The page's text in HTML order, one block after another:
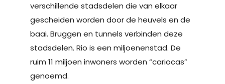
verschillende stadsdelen die van elkaar
gescheiden worden door de heuvels en de
baai. Bruggen en tunnels verbinden deze
stadsdelen. Rio is een miljoenenstad. De
ruim 11 miljoen inwoners worden “cariocas”
genoemd.